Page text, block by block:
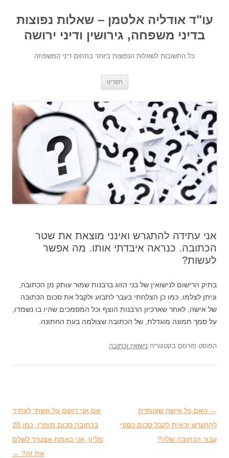
עו"ד אודליה אלטמן – שאלות נפוצות
בדיני משפחה, גירושין ודיני ירושה
כל התשובות לשאלות הנפוצות ביותר בתחום דיני המשפחה
תפריט
אני עתידה להתגרש ואינני מוצאת את שטר
הכתובה. כנראה איבדתי אותו. מה אפשר
לעשות?
בתיק הרישום לנישואין של בני הזוג ברבנות שמור עותק מן הכתובה,
וניתן לצלמו. כמו כן הצלחתי בעבר לתבוע ולקבל את סכום הכתובה
של אישה, לאחר שארכיון הרבנות הוצף וכל המסמכים שהיו בו נשמדו,
על סמך תמונה מוגדלת, של הכתובה שצולמה בעת החתונה.
הפוסט פורסם בקטגוריה נישואין וכתובה
ניווט בפוסטים
→ האם כל אישה שעומדת
להתגרש זכאית לקבל סכום כספי
עבור הכתובה שלה?
אם אני רושם על אשתי לעתיד
בכתובה סכום מופרז, כמו 20
מליון, אני באמת אצטרך לשלם
את זה? ←